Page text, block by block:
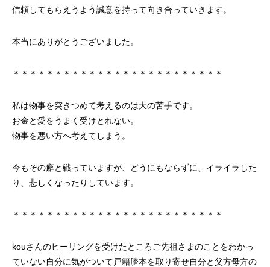
信頼してもらえうよう誠意を持って向き合っていきます。
本当にありがとうございました。
＊＊＊＊＊＊＊＊＊＊＊＊＊＊＊＊＊＊＊＊＊＊＊＊＊
私は物事を突きつめて考えるのは大の苦手です。
お金と愛をうまく受けとれない。
物事を悪い方へ考えてしまう。
今もその癖と戦っていますが、どうにもならずに、イライラした
り、悲しくなったりしています。
＊＊＊＊＊＊＊＊＊＊＊＊＊＊＊＊＊＊＊＊＊＊＊＊＊
kouさんのヒーリングを受けたところご先祖さまのことをわかっ
ていない自分に気がついて戸籍謄本を取り寄せ自分と父方母方の